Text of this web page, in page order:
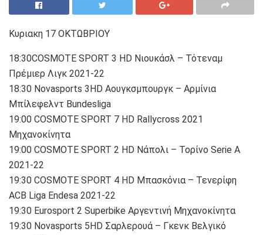
Κυριακη 17 ΟΚΤΩΒΡΙΟΥ
18:30COSMOTE SPORT 3 HD Νιουκάσλ – Τότεναμ
Πρέμιερ Λιγκ 2021-22
18:30 Novasports 3HD Αουγκσμπουργκ – Αρμίνια
Μπίλεφελντ Bundesliga
19:00 COSMOTE SPORT 7 HD Rallycross 2021
Μηχανοκίνητα
19:00 COSMOTE SPORT 2 HD Νάπολι – Τορίνο Serie A
2021-22
19:30 COSMOTE SPORT 4 HD Μπασκόνια – Τενερίφη
ACB Liga Endesa 2021-22
19:30 Eurosport 2 Superbike Αργεντινή Μηχανοκίνητα
19:30 Novasports 5HD Σαρλερουά – Γκενκ Βελγικό